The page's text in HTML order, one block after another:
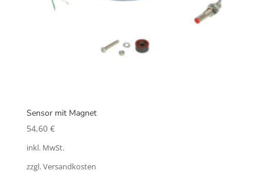
Sensor mit Magnet
54,60 €
inkl. MwSt.
zzgl. Versandkosten